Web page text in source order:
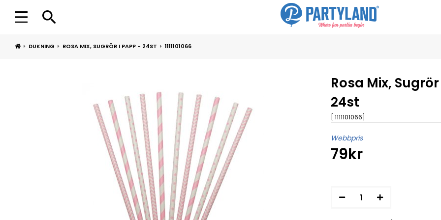
DUKNING ROSA MIX, SUGRÖR I PAPP - 24ST 1111101066
Rosa Mix,
24st
[ 1111101066]
Webbpris
79kr